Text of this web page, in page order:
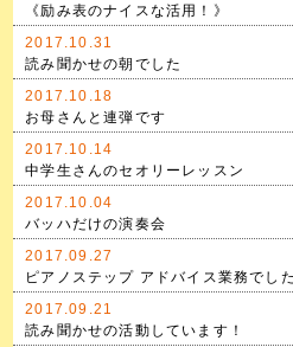
《励み表のナイスな活用！》
2017.10.31
読み聞かせの朝でした
2017.10.18
お母さんと連弾です
2017.10.14
中学生さんのセオリーレッスン
2017.10.04
バッハだけの演奏会
2017.09.27
ピアノステップ アドバイス業務でした
2017.09.21
読み聞かせの活動しています！